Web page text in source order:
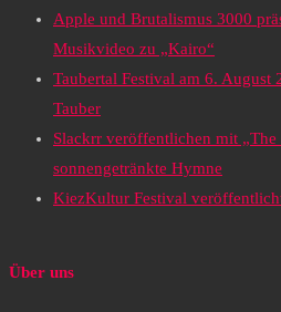
Apple und Brutalismus 3000
Musikvideo zu „Kairo“
Taubertal Festival am 6. August
Tauber
Slackrr veröffentlichen mit „The
sonnengetränkte Hymne
KiezKultur Festival
Über uns